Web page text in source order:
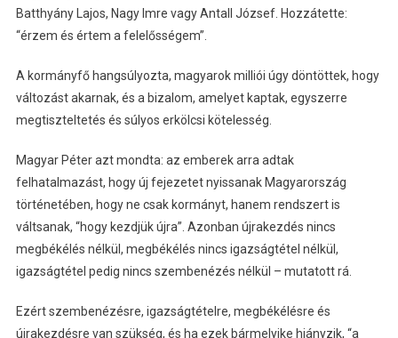
Batthyány Lajos, Nagy Imre vagy Antall József. Hozzátette:
“érzem és értem a felelősségem”.
A kormányfő hangsúlyozta, magyarok milliói úgy döntöttek, hogy
változást akarnak, és a bizalom, amelyet kaptak, egyszerre
megtiszteltetés és súlyos erkölcsi kötelesség.
Magyar Péter azt mondta: az emberek arra adtak
felhatalmazást, hogy új fejezetet nyissanak Magyarország
történetében, hogy ne csak kormányt, hanem rendszert is
váltsanak, “hogy kezdjük újra”. Azonban újrakezdés nincs
megbékélés nélkül, megbékélés nincs igazságtétel nélkül,
igazságtétel pedig nincs szembenézés nélkül – mutatott rá.
Ezért szembenézésre, igazságtételre, megbékélésre és
újrakezdésre van szükség, és ha ezek bármelyike hiányzik, “a